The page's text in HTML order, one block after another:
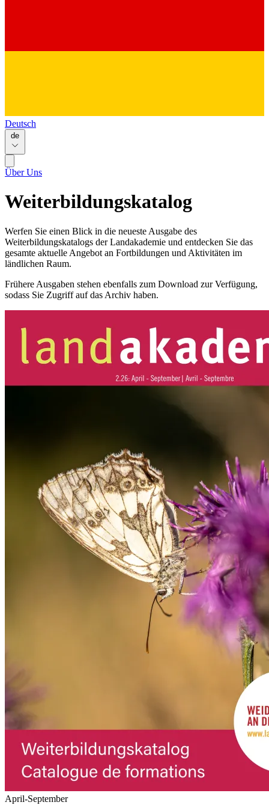
Deutsch
de
Über Uns
Weiterbildungskatalog
Werfen Sie einen Blick in die neueste Ausgabe des
Weiterbildungskatalogs der Landakademie und entdecken Sie das
gesamte aktuelle Angebot an Fortbildungen und Aktivitäten im
ländlichen Raum.
Frühere Ausgaben stehen ebenfalls zum Download zur Verfügung,
sodass Sie Zugriff auf das Archiv haben.
April-September